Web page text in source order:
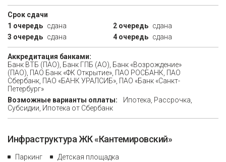
Срок сдачи
1 очередь сдана 2 очередь сдана
3 очередь сдана 4 очередь сдана
Аккредитация банками:
Банк ВТБ (ПАО), Банк ГПБ (АО), Банк «Возрождение»
(ПАО), ПАО Банк «ФК Открытие», ПАО РОСБАНК, ПАО
Сбербанк, ПАО «БАНК УРАЛСИБ», ПАО «Банк «Санкт-
Петербург»
Возможные варианты оплаты:
Ипотека, Рассрочка,
Субсидии, Ипотека от Сбербанк
Инфраструктура ЖК «Кантемировский»
Паркинг
Детская площадка